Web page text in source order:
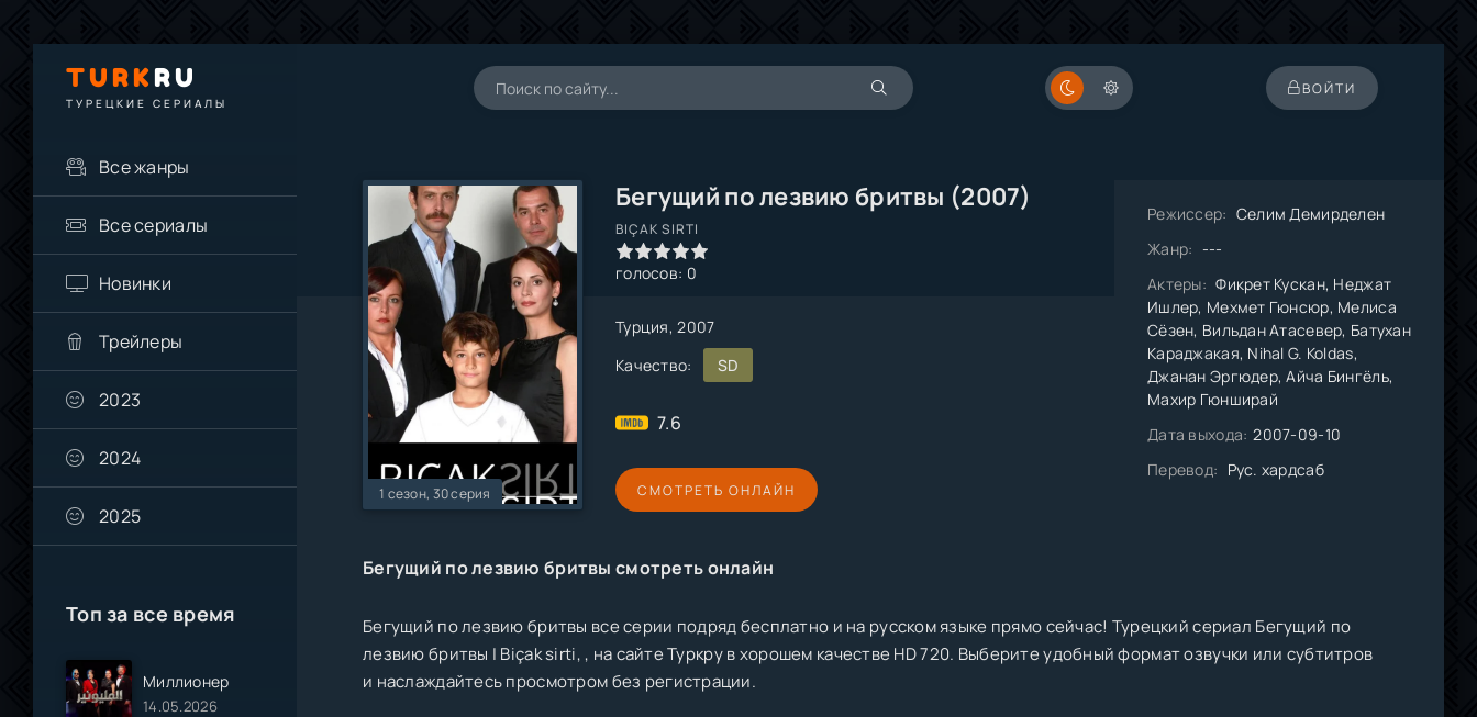
TURKRU
ТУРЕЦКИЕ СЕРИАЛЫ
ВОЙТИ
Все жанры
Все сериалы
Новинки
Трейлеры
2023
2024
2025
Топ за все время
Миллионер
14.05.2026
Бегущий по лезвию бритвы (2007)
BIÇAK SIRTI
1 2 3 4
голосов: 0
Турция, 2007
Качество:
SD
7.6
1 сезон, 30 серия СМОТРЕТЬ ОНЛАЙН
Режиссер: Селим Демирделен
Жанр: ---
Актеры: Фикрет Кускан, Неджат
Ишлер, Мехмет Гюнсюр, Мелиса
Сёзен, Вильдан Атасевер, Батухан
Караджакая, Nihal G. Koldas,
Джанан Эргюдер, Айча Бингёль,
Махир Гюнширай
Дата выхода: 2007-09-10
Перевод: Рус. хардсаб
Бегущий по лезвию бритвы смотреть онлайн
Бегущий по лезвию бритвы все серии подряд бесплатно и на русском языке прямо сейчас! Турецкий сериал Бегущий по
лезвию бритвы | Biçak sirti, , на сайте Туркру в хорошем качестве HD 720. Выберите удобный формат озвучки или субтитров
и наслаждайтесь просмотром без регистрации.